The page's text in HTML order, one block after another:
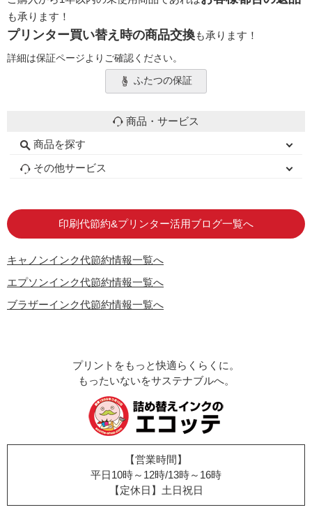
も承ります！
プリンター買い替え時の商品交換も承ります！
詳細は保証ページよりご確認ください。
ふたつの保証
商品・サービス
商品を探す
初心者用セット
キャノンインク
エプソンインク
ブラザーインク
詰め替えインク
互換インクボトル
互換インクカートリッジ
再生インクカートリッジ
トナーカートリッジ
その他サービス
印刷代節約&プリンター活用ブログ一覧へ
キャノンインク代節約情報一覧へ
エプソンインク代節約情報一覧へ
ブラザーインク代節約情報一覧へ
プリントをもっと快適らくらくに。
もったいないをサステナブルへ。
【営業時間】
平日10時～12時/13時～16時
【定休日】土日祝日